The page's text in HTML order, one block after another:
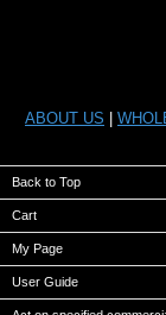
ABOUT US
Back to Top
Cart
My Page
User Guide